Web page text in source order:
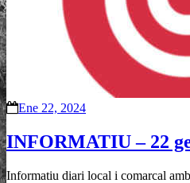
Ene 22, 2024
INFORMATIU – 22
Informatiu diari local i comarcal